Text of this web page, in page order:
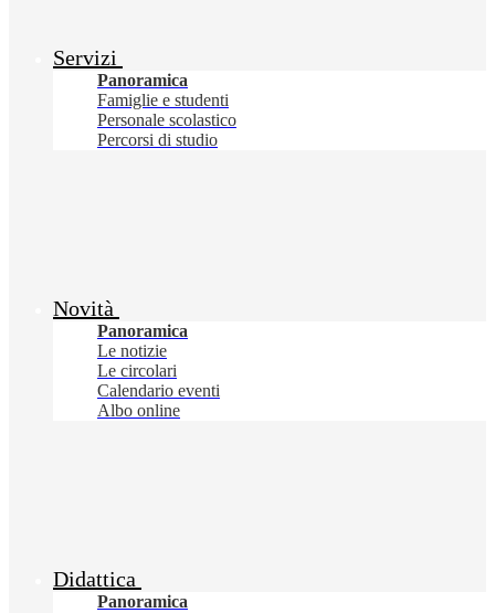
Servizi
Panoramica
Famiglie e studenti
Personale scolastico
Percorsi di studio
Novità
Panoramica
Le notizie
Le circolari
Calendario eventi
Albo online
Didattica
Panoramica